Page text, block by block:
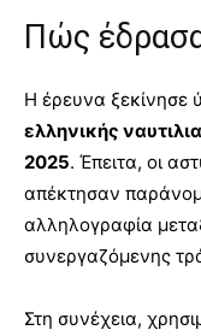
Πώς
Η έρευνα ξεκίνησε
ελληνικής
2025. Έπειτα, οι
απέκτησαν
αλληλογραφία
συνεργαζόμενης
Στη συνέχεια,